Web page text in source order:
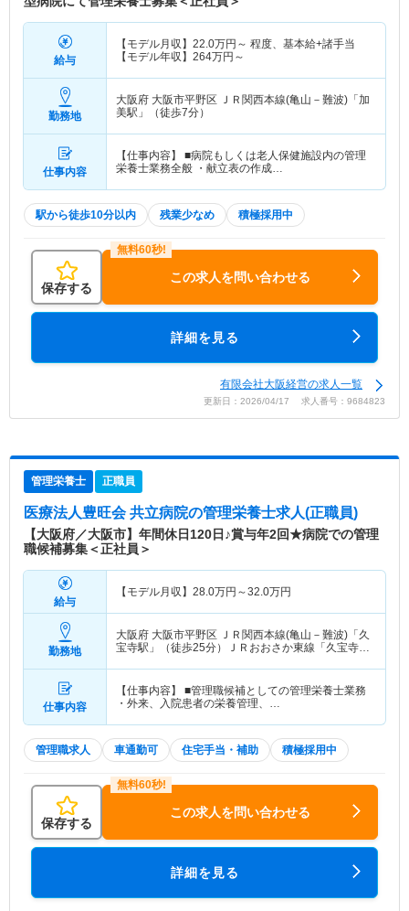
給与
【モデル月収】 22.0万円～ 程度、基本給+諸手当
【モデル年収】 264万円～
勤務地
大阪府 大阪市平野区 ＪＲ関西本線(亀山－難波)「加
美駅」（徒歩7分）
仕事内容
【仕事内容】 ■病院もしくは老人保健施設内の管理
栄養士業務全般 ・献立表の作成…
駅から徒歩10分以内 残業少なめ 積極採用中
保存する
この求人を問い合わせる
詳細を見る
有限会社大阪経営の求人一覧
更新日：2026/04/17 求人番号：9684823
管理栄養士 正職員
医療法人豊旺会 共立病院の管理栄養士求人(正職員)
【大阪府／大阪市】年間休日120日♪賞与年2回★病院での管理
職候補募集＜正社員＞
給与
【モデル月収】 28.0万円～32.0万円
勤務地
大阪府 大阪市平野区 ＪＲ関西本線(亀山－難波)「久
宝寺駅」（徒歩25分）ＪＲおおさか東線「久宝寺
仕事内容
【仕事内容】 ■管理職候補としての管理栄養士業務
・外来、入院患者の栄養管理、…
管理職求人 車通勤可 住宅手当・補助 積極採用中
保存する
この求人を問い合わせる
詳細を見る